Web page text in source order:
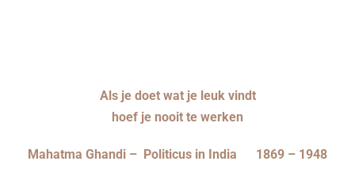
Als je doet wat je leuk vindt
hoef je nooit te werken
Mahatma Ghandi – Politicus in India 1869 – 1948